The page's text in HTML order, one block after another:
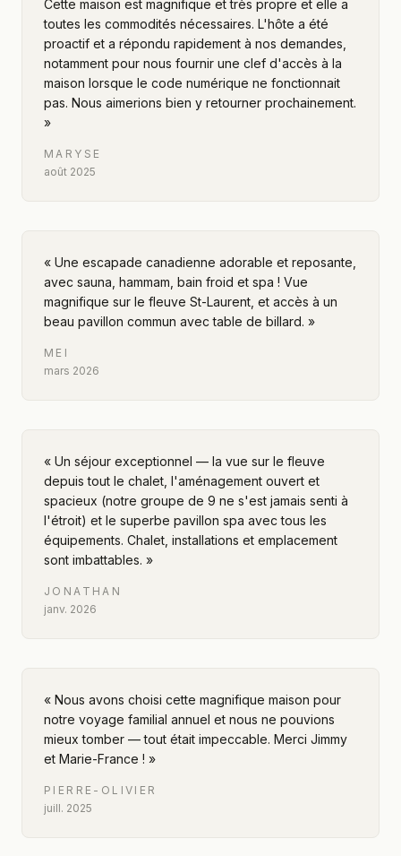
Cette maison est magnifique et très propre et elle a
toutes les commodités nécessaires. L'hôte a été
proactif et a répondu rapidement à nos demandes,
notamment pour nous fournir une clef d'accès à la
maison lorsque le code numérique ne fonctionnait
pas. Nous aimerions bien y retourner prochainement.
»
MARYSE
août 2025
« Une escapade canadienne adorable et reposante,
avec sauna, hammam, bain froid et spa ! Vue
magnifique sur le fleuve St-Laurent, et accès à un
beau pavillon commun avec table de billard. »
MEI
mars 2026
« Un séjour exceptionnel — la vue sur le fleuve
depuis tout le chalet, l'aménagement ouvert et
spacieux (notre groupe de 9 ne s'est jamais senti à
l'étroit) et le superbe pavillon spa avec tous les
équipements. Chalet, installations et emplacement
sont imbattables. »
JONATHAN
janv. 2026
« Nous avons choisi cette magnifique maison pour
notre voyage familial annuel et nous ne pouvions
mieux tomber — tout était impeccable. Merci Jimmy
et Marie-France ! »
PIERRE-OLIVIER
juill. 2025